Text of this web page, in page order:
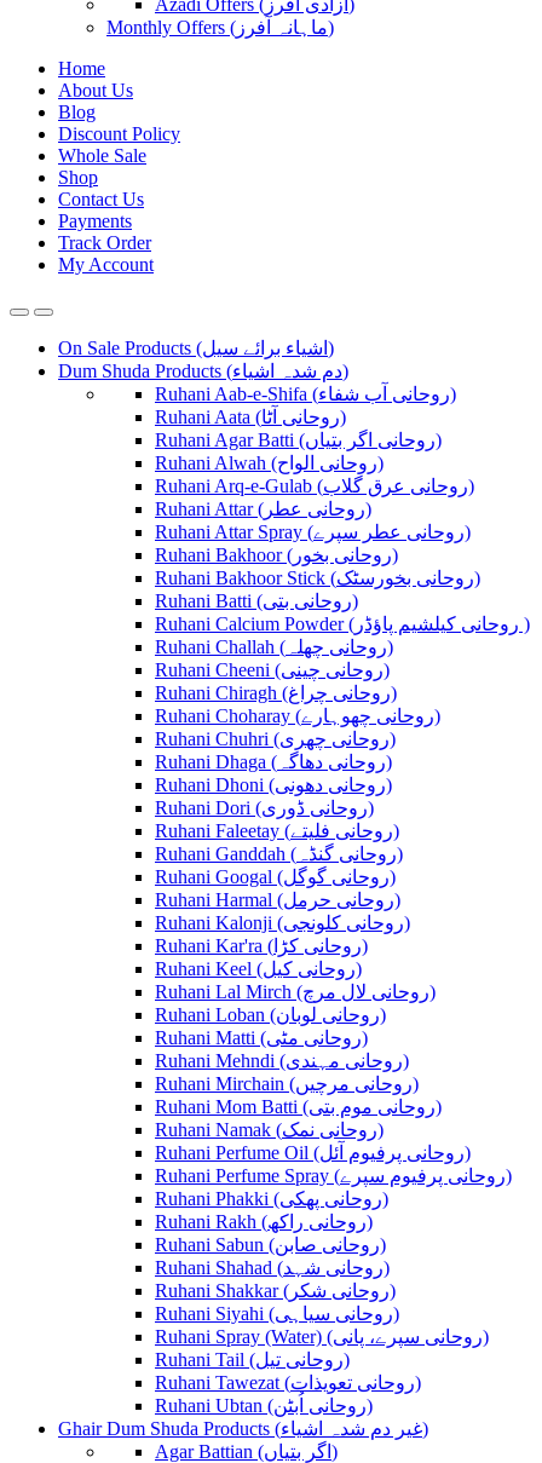
Azadi Offers (آزادی آفرز)
Monthly Offers (ماہانہ آفرز)
Home
About Us
Blog
Discount Policy
Whole Sale
Shop
Contact Us
Payments
Track Order
My Account
On Sale Products (اشیاء برائے سیل)
Dum Shuda Products (دم شدہ اشیاء)
Ruhani Aab-e-Shifa (روحانی آب شفاء)
Ruhani Aata (روحانی آٹا)
Ruhani Agar Batti (روحانی اگر بتیاں)
Ruhani Alwah (روحانی الواح)
Ruhani Arq-e-Gulab (روحانی عرق گلاب)
Ruhani Attar (روحانی عطر)
Ruhani Attar Spray (روحانی عطر سپرے)
Ruhani Bakhoor (روحانی بخور)
Ruhani Bakhoor Stick (روحانی بخورسٹک)
Ruhani Batti (روحانی بتی)
Ruhani Calcium Powder (روحانی کیلشیم پاؤڈر )
Ruhani Challah (روحانی چھلہ)
Ruhani Cheeni (روحانی چینی)
Ruhani Chiragh (روحانی چراغ)
Ruhani Choharay (روحانی چھوہارے)
Ruhani Chuhri (روحانی چھری)
Ruhani Dhaga (روحانی دھاگہ)
Ruhani Dhoni (روحانی دھونی)
Ruhani Dori (روحانی ڈوری)
Ruhani Faleetay (روحانی فلیتے)
Ruhani Ganddah (روحانی گنڈہ)
Ruhani Googal (روحانی گوگل)
Ruhani Harmal (روحانی حرمل)
Ruhani Kalonji (روحانی کلونجی)
Ruhani Kar'ra (روحانی کڑا)
Ruhani Keel (روحانی کیل)
Ruhani Lal Mirch (روحانی لال مرچ)
Ruhani Loban (روحانی لوبان)
Ruhani Matti (روحانی مٹی)
Ruhani Mehndi (روحانی مہندی)
Ruhani Mirchain (روحانی مرچیں)
Ruhani Mom Batti (روحانی موم بتی)
Ruhani Namak (روحانی نمک)
Ruhani Perfume Oil (روحانی پرفیوم آئل)
Ruhani Perfume Spray (روحانی پرفیوم سپرے)
Ruhani Phakki (روحانی پھکی)
Ruhani Rakh (روحانی راکھ)
Ruhani Sabun (روحانی صابن)
Ruhani Shahad (روحانی شہد)
Ruhani Shakkar (روحانی شکر)
Ruhani Siyahi (روحانی سیاہی)
Ruhani Spray (Water) (روحانی سپرے، پانی)
Ruhani Tail (روحانی تیل)
Ruhani Tawezat (روحانی تعویذات)
Ruhani Ubtan (روحانی اُبٹن)
Ghair Dum Shuda Products (غیر دم شدہ اشیاء)
Agar Battian (اگر بتیاں)